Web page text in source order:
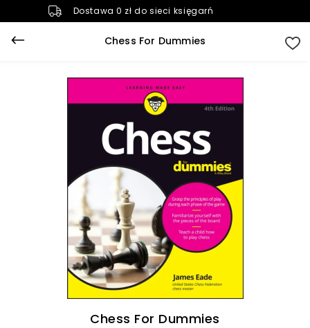
Dostawa 0 zł do sieci księgarń
Chess For Dummies
Chess For Dummies